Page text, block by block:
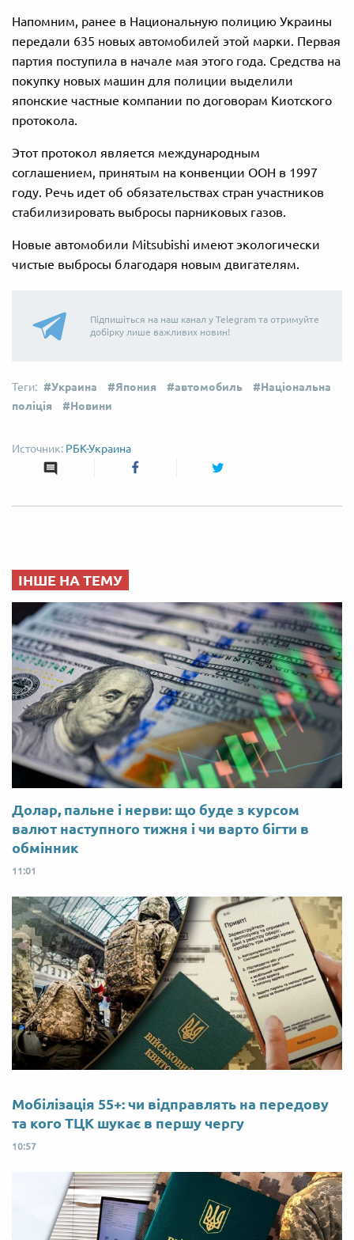
Напомним, ранее в Национальную полицию Украины
передали 635 новых автомобилей этой марки. Первая
партия поступила в начале мая этого года. Средства на
покупку новых машин для полиции выделили
японские частные компании по договорам Киотского
протокола.
Этот протокол является международным
соглашением, принятым на конвенции ООН в 1997
году. Речь идет об обязательствах стран участников
стабилизировать выбросы парниковых газов.
Новые автомобили Mitsubishi имеют экологически
чистые выбросы благодаря новым двигателям.
Підпишіться на наш канал у Telegram та отримуйте
добірку лише важливих новин!
Украина Япония автомобиль
Національна
поліція
Новини
РБК-Украина
ІНШЕ НА ТЕМУ
Долар, пальне і нерви: що буде з курсом
валют наступного тижня і чи варто бігти в
обмінник
11:01
Мобілізація 55+: чи відправлять на передову
та кого ТЦК шукає в першу чергу
10:57